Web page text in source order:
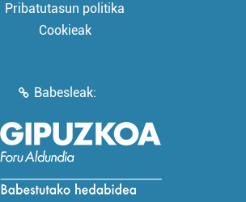
Pribatutasun politika
Cookieak
Babesleak: